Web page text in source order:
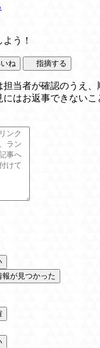
う！
ね 指摘する
当者が確認のうえ、
にはお返事できない
が見つかった